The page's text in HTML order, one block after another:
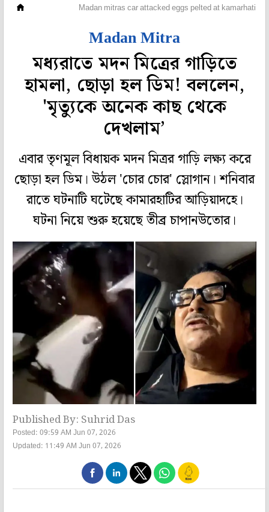
Madan mitras car attacked eggs pelted at kamarhati
Madan Mitra
মধ্যরাতে মদন মিত্রের গাড়িতে
হামলা, ছোড়া হল ডিম! বললেন,
'মৃত্যুকে অনেক কাছ থেকে
দেখলাম’
এবার তৃণমূল বিধায়ক মদন মিত্রর গাড়ি লক্ষ্য করে
ছোড়া হল ডিম। উঠল 'চোর চোর' স্লোগান। শনিবার
রাতে ঘটনাটি ঘটেছে কামারহাটির আড়িয়াদহে।
ঘটনা নিয়ে শুরু হয়েছে তীব্র চাপানউতোর।
Published By: Suhrid Das
Posted: 09:59 AM Jun 07, 2026
Updated: 11:49 AM Jun 07, 2026